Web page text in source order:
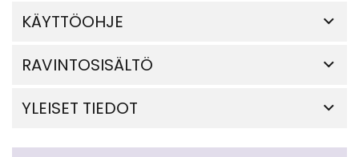
KÄYTTÖOHJE
RAVINTOSISÄLTÖ
YLEISET TIEDOT